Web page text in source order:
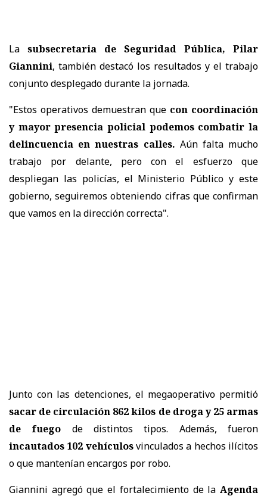
La subsecretaria de Seguridad Pública, Pilar
Giannini, también destacó los resultados y el trabajo
conjunto desplegado durante la jornada.
"Estos operativos demuestran que con coordinación
y mayor presencia policial podemos combatir la
delincuencia en nuestras calles. Aún falta mucho
trabajo por delante, pero con el esfuerzo que
despliegan las policías, el Ministerio Público y este
gobierno, seguiremos obteniendo cifras que confirman
que vamos en la dirección correcta".
Junto con las detenciones, el megaoperativo permitió
sacar de circulación 862 kilos de droga y 25 armas
de fuego de distintos tipos. Además, fueron
incautados 102 vehículosvinculados a hechos ilícitos
o que mantenían encargos por robo.
Giannini agregó que el fortalecimiento de la Agenda